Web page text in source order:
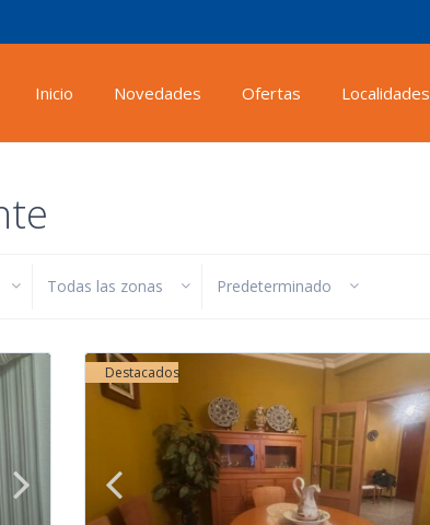
Inicio Novedades Ofertas Localidades
Todas las zonas Predeterminado
Destacados